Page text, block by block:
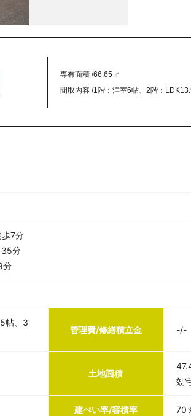
専有面積 /66.65㎡
間取内容 /1階：洋室6帖、2階：
7分
35分
分
帖、3
管理費/修繕積立金 -/-
土地面積
効
建ぺい率/容積率 70